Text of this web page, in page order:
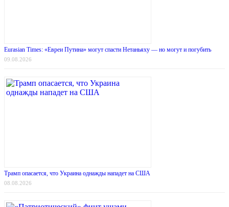
Eurasian Times: «Евреи Путина» могут спасти Нетаньяху — но могут и погубить
09.08.2026
Трамп опасается, что Украина однажды нападет на США
08.08.2026